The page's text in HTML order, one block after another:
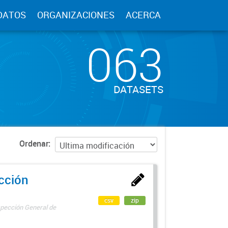
ORGANIZACIONES ACERCA
063
DATASETS
Ordenar
General de
csv zip